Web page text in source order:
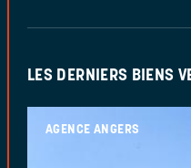
LES DERNIERS BIENS
AGENCE ANGERS